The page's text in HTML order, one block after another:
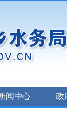
闻中心 政